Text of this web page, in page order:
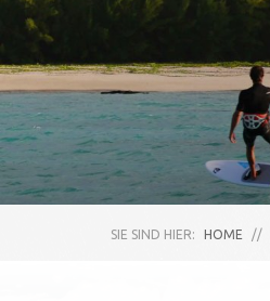
SIE SIND HIER: HOME //